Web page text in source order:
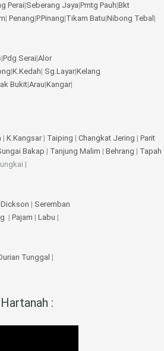
Perai|Seberang Jaya|Pmtg Pauh|Bkt
| Penang|P.Pinang|Tikam Batu|Nibong Tebal |
|Pdg Serai|Alor
|K.Kedah| Sg.Layar|Kelang
Bukit|Arau|Kangar|
| K.Kangsar| Taiping | Changkat Jering | Parit
Bakap | Tanjung Malim | Behrang | Tapah
|
| Seremban
| Pajam | Labu |
Tunggal |
: